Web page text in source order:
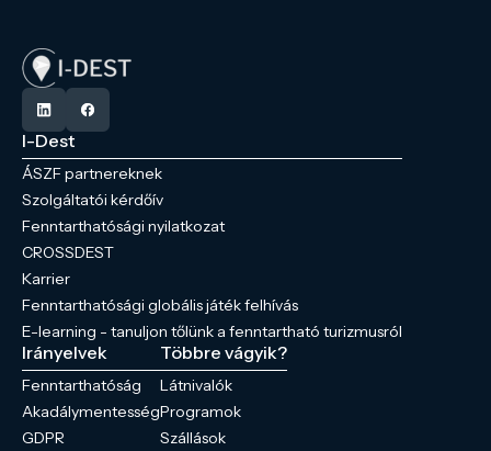
I-Dest
ÁSZF partnereknek
Szolgáltatói kérdőív
Fenntarthatósági nyilatkozat
CROSSDEST
Karrier
Fenntarthatósági globális játék felhívás
E-learning - tanuljon tőlünk a fenntartható turizmusról
Irányelvek
Fenntarthatóság
Akadálymentesség
GDPR
Többre vágyik?
Látnivalók
Programok
Szállások